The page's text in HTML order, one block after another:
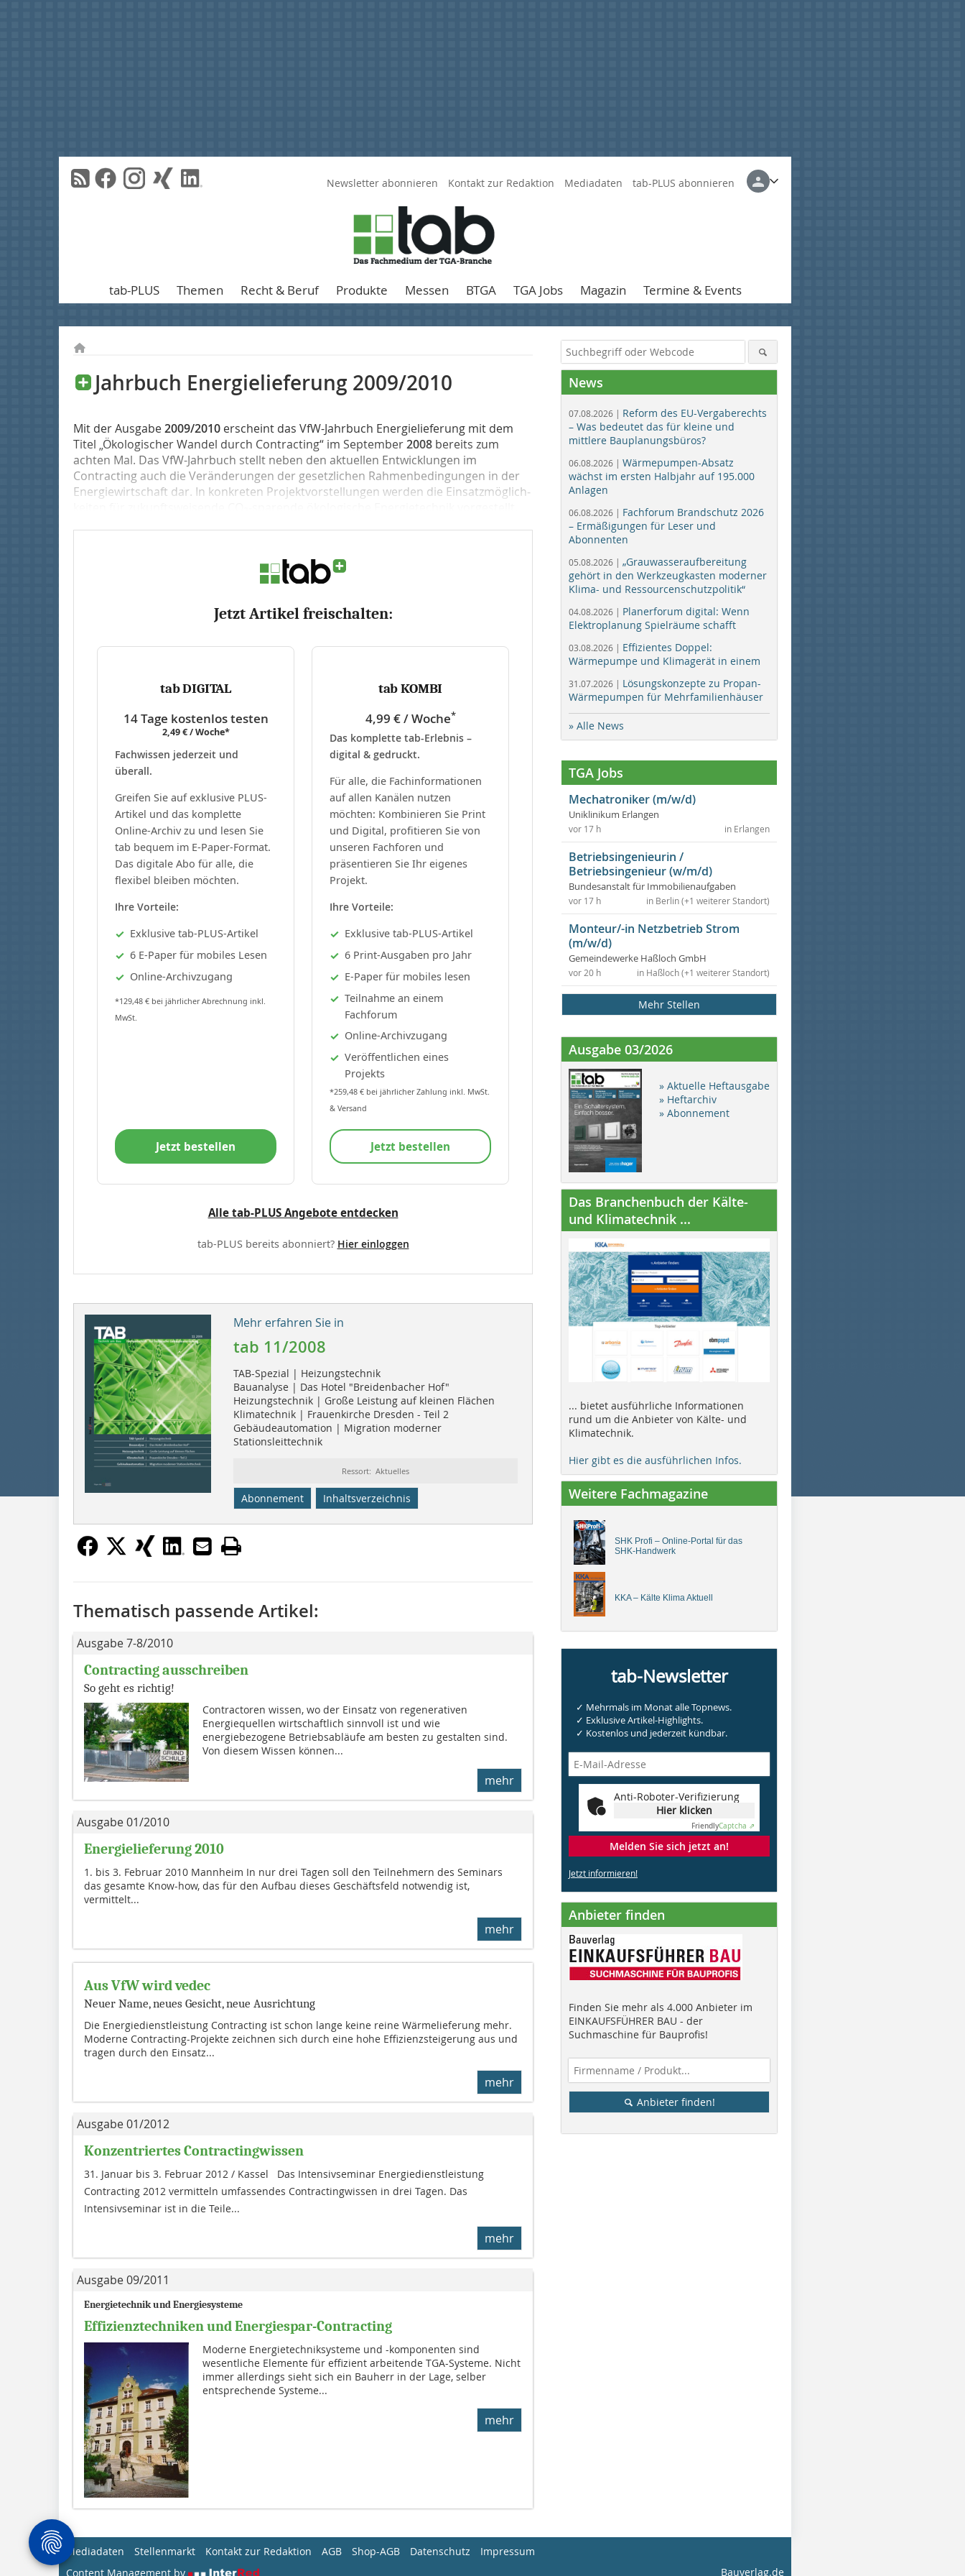
Newsletter abonnieren Kontakt zur Redaktion Mediadaten tab-PLUS abonnieren
tab-PLUS Themen Recht & Beruf Produkte Messen BTGA TGA Jobs Magazin Termine & Events
Jahrbuch Energielieferung 2009/2010
Mit der Ausgabe2009/2010 erscheint das VfW-Jahr­buch Energielieferung mit dem
Titel „Ökologischer Wandel durch Contracting“ im September2008 bereits zum
achten Mal. Das VfW-Jahrbuch stellt neben den aktuellen Entwicklungen im
Contracting auch die Veränderungen der gesetzlichen Rah­men­bedingungen in der
Energiewirtschaft dar. In konkreten Projektvorstellungen werden die Einsatz­möglich­
Jetzt Artikel freischalten:
tab DIGITAL
14 Tage kostenlos testen
2,49 € / Woche*
Fachwissen jederzeit und
überall.
Greifen Sie auf exklusive PLUS-
Artikel und das komplette
Online-Archiv zu und lesen Sie
tab bequem im E-Paper-Format.
Das digitale Abo für alle, die
flexibel bleiben möchten.
Ihre Vorteile:
Exklusive tab-PLUS-Artikel
6 E-Paper für mobiles Lesen
Online-Archivzugang
*129,48 € bei jährlicher Abrechnung inkl.
MwSt.
Jetzt bestellen
tab KOMBI
4,99 € / Woche*
Das komplette tab-Erlebnis –
digital & gedruckt.
Für alle, die Fachinformationen
auf allen Kanälen nutzen
möchten: Kombinieren Sie Print
und Digital, profitieren Sie von
unseren Fachforen und
präsentieren Sie Ihr eigenes
Projekt.
Ihre Vorteile:
Exklusive tab-PLUS-Artikel
6 Print-Ausgaben pro Jahr
E-Paper für mobiles lesen
Teilnahme an einem
Fachforum
Online-Archivzugang
Veröffentlichen eines
Projekts
*259,48 € bei jährlicher Zahlung inkl. MwSt.
& Versand
Jetzt bestellen
Alle tab-PLUS Angebote entdecken
tab-PLUS bereits abonniert? Hier einloggen
Mehr erfahren Sie in
tab 11/2008
TAB-Spezial | Heizungstechnik
Bauanalyse | Das Hotel "Breidenbacher Hof"
Heizungstechnik | Große Leistung auf kleinen Flächen
Klimatechnik | Frauenkirche Dresden - Teil 2
Gebäudeautomation | Migration moderner
Stationsleittechnik
Ressort: Aktuelles
Abonnement Inhaltsverzeichnis
Thematisch passende Artikel:
Ausgabe 7-8/2010
Contracting ausschreiben
So geht es richtig!
Contractoren wissen, wo der Einsatz von regenerativen
Energiequellen wirtschaftlich sinnvoll ist und wie
energiebezogene Betriebs­abläufe am besten zu gestalten sind.
Von diesem Wissen können...
mehr
Ausgabe 01/2010
Energielieferung 2010
1. bis 3. Februar 2010 Mannheim In nur drei Tagen soll den Teilnehmern des Seminars
das gesamte Know-how, das für den Aufbau dieses Geschäftsfeld notwendig ist,
vermittelt...
mehr
Aus VfW wird vedec
Neuer Name, neues Gesicht, neue Ausrichtung
Die Energiedienstleistung Contracting ist schon lange keine reine Wärmelieferung mehr.
Moderne Contracting-Projekte zeichnen sich durch eine hohe Effizienzsteigerung aus und
tragen durch den Einsatz...
mehr
Ausgabe 01/2012
Konzentriertes Contractingwissen
31. Januar bis 3. Februar 2012 / Kassel Das Intensivseminar Energiedienstleistung
Contracting 2012 vermitteln umfassendes Contractingwissen in drei Tagen. Das
Intensivseminar ist in die Teile...
mehr
Ausgabe 09/2011
Energietechnik und Energiesysteme
Effizienztechniken und Energiespar-Contracting
Moderne Energietechniksysteme und -komponenten sind
wesentliche Elemente für effizient arbeitende TGA-Systeme. Nicht
immer allerdings sieht sich ein Bauherr in der Lage, selber
entsprechende Systeme...
mehr
News
07.08.2026 | Reform des EU-Vergaberechts
– Was bedeutet das für kleine und
mittlere Bauplanungsbüros?
06.08.2026 | Wärmepumpen-Absatz
wächst im ersten Halbjahr auf 195.000
Anlagen
06.08.2026 | Fachforum Brandschutz 2026
– Ermäßigungen für Leser und
Abonnenten
05.08.2026 | „Grauwasseraufbereitung
gehört in den Werkzeugkasten moderner
Klima- und Ressourcenschutzpolitik“
04.08.2026 | Planerforum digital: Wenn
Elektroplanung Spielräume schafft
03.08.2026 | Effizientes Doppel:
Wärmepumpe und Klimagerät in einem
31.07.2026 | Lösungskonzepte zu Propan-
Wärmepumpen für Mehrfamilienhäuser
» Alle News
TGA Jobs
Mechatroniker (m/w/d)
Uniklinikum Erlangen
in Erlangen
vor 17 h
Betriebsingenieurin /
Betriebsingenieur (w/m/d)
Bundesanstalt für Immobilienaufgaben
in Berlin (+1 weiterer Standort)
vor 17 h
Monteur/-in Netzbetrieb Strom
(m/w/d)
Gemeindewerke Haßloch GmbH
in Haßloch (+1 weiterer Standort)
vor 20 h
Mehr Stellen
Ausgabe 03/2026
» Aktuelle Heftausgabe
» Heftarchiv
» Abonnement
Das Branchenbuch der Kälte-
und Klimatechnik ...
... bietet ausführliche Informationen
rund um die Anbieter von Kälte- und
Klimatechnik.
Hier gibt es die ausführlichen Infos.
Weitere Fachmagazine
SHK Profi – Online-Portal für das
SHK-Handwerk
KKA – Kälte Klima Aktuell
tab-Newsletter
✓ Mehrmals im Monat alle Topnews.
✓ Exklusive Artikel-Highlights.
✓ Kostenlos und jederzeit kündbar.
Anti-Roboter-Verifizierung
Hier klicken
FriendlyCaptcha ⇗
Melden Sie sich jetzt an!
Jetzt informieren!
Anbieter finden
Finden Sie mehr als 4.000 Anbieter im
EINKAUFSFÜHRER BAU - der
Suchmaschine für Bauprofis!
Anbieter finden!
Mediadaten Stellenmarkt Kontakt zur Redaktion AGB Shop-AGB Datenschutz
Impressum
Content Management by
Bauverlag.de